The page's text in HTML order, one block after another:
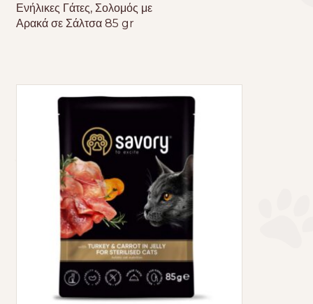
Ενήλικες Γάτες, Σολομός με
Αρακά σε Σάλτσα 85 gr